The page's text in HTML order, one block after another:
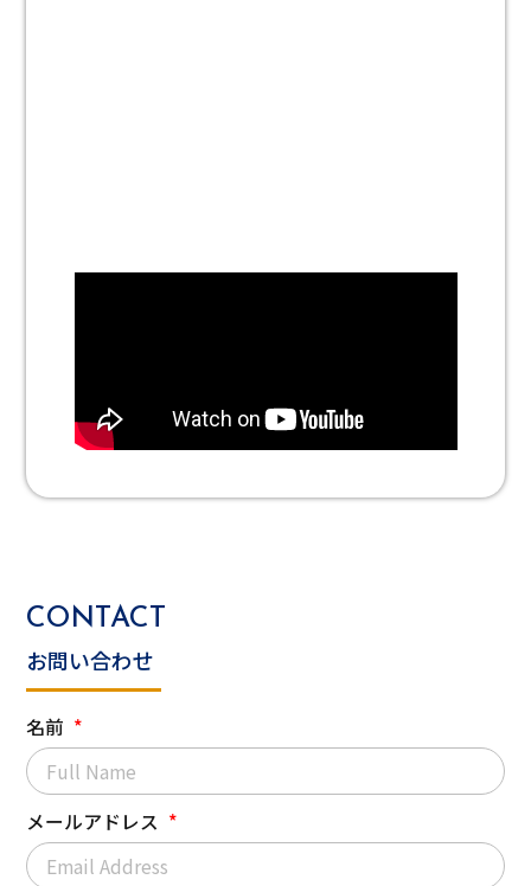
CONTACT
お問い合わせ
名前
メールアドレス